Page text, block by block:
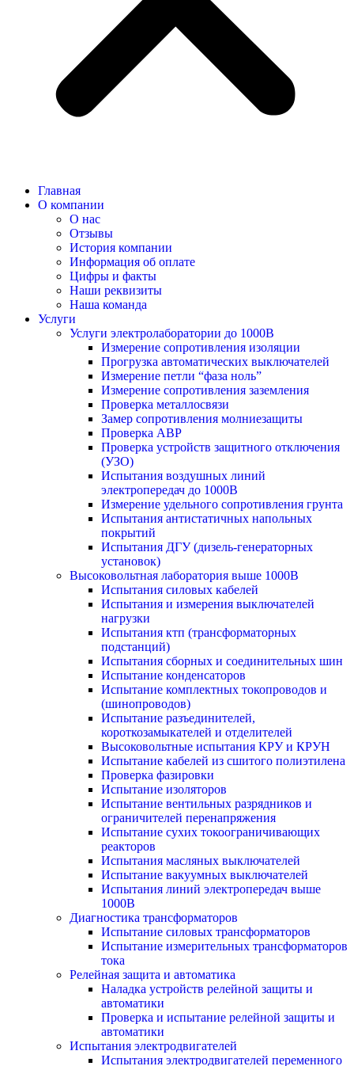
Главная
О компании
О нас
Отзывы
История компании
Информация об оплате
Цифры и факты
Наши реквизиты
Наша команда
Услуги
Услуги электролаборатории до 1000В
Измерение сопротивления изоляции
Прогрузка автоматических выключателей
Измерение петли “фаза ноль”
Измерение сопротивления заземления
Проверка металлосвязи
Замер сопротивления молниезащиты
Проверка АВР
Проверка устройств защитного отключения
(УЗО)
Испытания воздушных линий
электропередач до 1000В
Измерение удельного сопротивления грунта
Испытания антистатичных напольных
покрытий
Испытания ДГУ (дизель-генераторных
установок)
Высоковольтная лаборатория выше 1000В
Испытания силовых кабелей
Испытания и измерения выключателей
нагрузки
Испытания ктп (трансформаторных
подстанций)
Испытания сборных и соединительных шин
Испытание конденсаторов
Испытание комплектных токопроводов и
(шинопроводов)
Испытание разъединителей,
короткозамыкателей и отделителей
Высоковольтные испытания КРУ и КРУН
Испытание кабелей из сшитого полиэтилена
Проверка фазировки
Испытание изоляторов
Испытание вентильных разрядников и
ограничителей перенапряжения
Испытание сухих токоограничивающих
реакторов
Испытания масляных выключателей
Испытание вакуумных выключателей
Испытания линий электропередач выше
1000В
Диагностика трансформаторов
Испытание силовых трансформаторов
Испытание измерительных трансформаторов
тока
Релейная защита и автоматика
Наладка устройств релейной защиты и
автоматики
Проверка и испытание релейной защиты и
автоматики
Испытания электродвигателей
Испытания электродвигателей переменного